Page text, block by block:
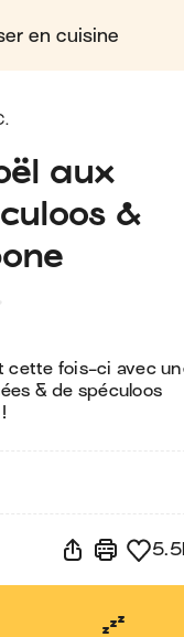
en cuisine
aux
&
cette fois-ci avec
& de spéculoos